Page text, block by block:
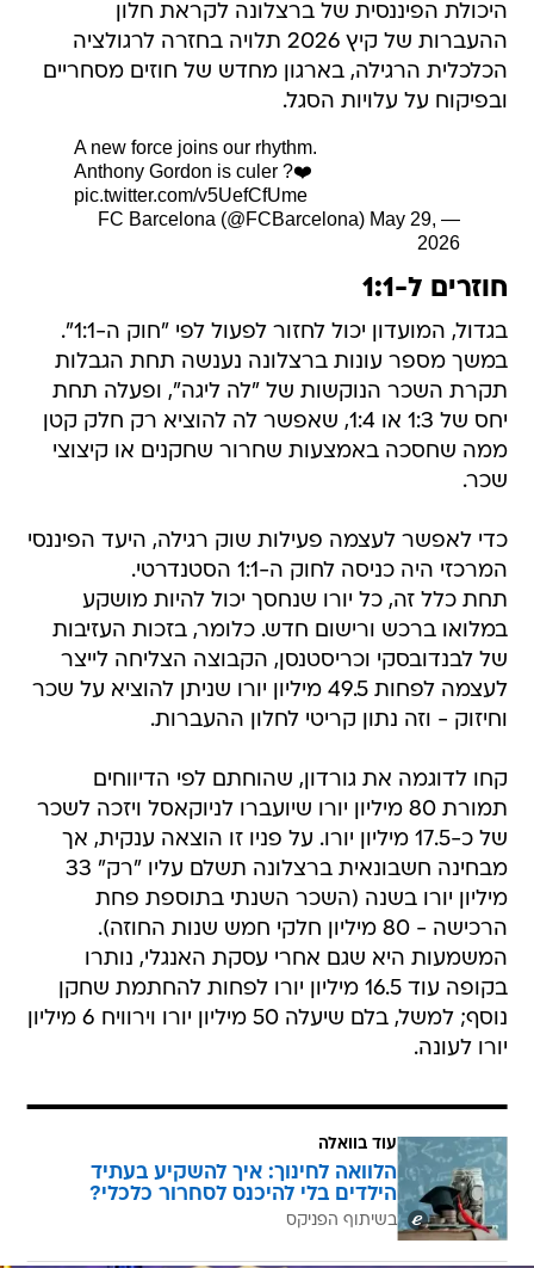
היכולת הפיננסית של ברצלונה לקראת חלון
ההעברות של קיץ 2026 תלויה בחזרה לרגולציה
הכלכלית הרגילה, בארגון מחדש של חוזים מסחריים
ובפיקוח על עלויות הסגל.
A new force joins our rhythm.
Anthony Gordon is culer ?❤️
pic.twitter.com/v5UefCfUme
— FC Barcelona (@FCBarcelona)
May 29,
2026
חוזרים ל-1:1
בגדול, המועדון יכול לחזור לפעול לפי "חוק ה-1:1".
במשך מספר עונות ברצלונה נענשה תחת הגבלות
תקרת השכר הנוקשות של "לה ליגה", ופעלה תחת
יחס של 1:3 או 1:4, שאפשר לה להוציא רק חלק קטן
ממה שחסכה באמצעות שחרור שחקנים או קיצוצי
שכר.
כדי לאפשר לעצמה פעילות שוק רגילה, היעד הפיננסי
המרכזי היה כניסה לחוק ה-1:1 הסטנדרטי.
תחת כלל זה, כל יורו שנחסך יכול להיות מושקע
במלואו ברכש ורישום חדש. כלומר, בזכות העזיבות
של לבנדובסקי וכריסטנסן, הקבוצה הצליחה לייצר
לעצמה לפחות 49.5 מיליון יורו שניתן להוציא על שכר
וחיזוק - וזה נתון קריטי לחלון ההעברות.
קחו לדוגמה את גורדון, שהוחתם לפי הדיווחים
תמורת 80 מיליון יורו שיועברו לניוקאסל ויזכה לשכר
של כ-17.5 מיליון יורו. על פניו זו הוצאה ענקית, אך
מבחינה חשבונאית ברצלונה תשלם עליו "רק" 33
מיליון יורו בשנה (השכר השנתי בתוספת פחת
הרכישה - 80 מיליון חלקי חמש שנות החוזה).
המשמעות היא שגם אחרי עסקת האנגלי, נותרו
בקופה עוד 16.5 מיליון יורו לפחות להחתמת שחקן
נוסף; למשל, בלם שיעלה 50 מיליון יורו וירוויח 6 מיליון
יורו לעונה.
עוד בוואלה
הלוואה לחינוך: איך להשקיע בעתיד
הילדים בלי להיכנס לסחרור כלכלי?
בשיתוף הפניקס